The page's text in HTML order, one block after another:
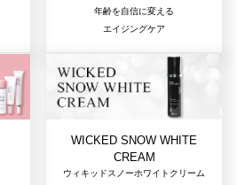
年齢を自信に変える
エイジングケア
WICKED SNOW WHITE
CREAM
ウィキッドスノーホワイトクリーム